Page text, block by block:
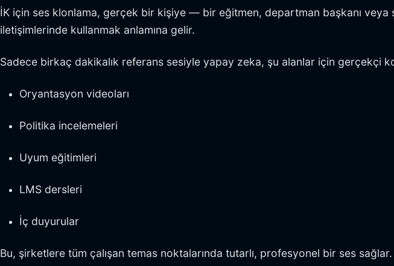
İK için ses klonlama, gerçek bir kişiye — bir eğitmen, departman başkanı
iletişimlerinde kullanmak anlamına gelir.
Sadece birkaç dakikalık referans sesiyle yapay zeka, şu alanlar için gerçekçi
Oryantasyon videoları
Politika incelemeleri
Uyum eğitimleri
LMS dersleri
İç duyurular
Bu, şirketlere tüm çalışan temas noktalarında tutarlı, profesyonel bir ses sağlar.